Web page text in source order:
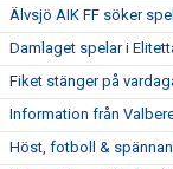
Älvsjö AIK FF söker
Damlaget spelar i
Fiket stänger på
Information från
Höst, fotboll &